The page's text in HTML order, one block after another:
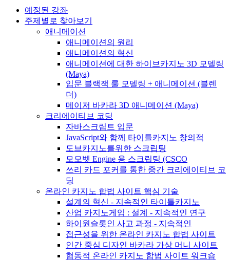
예정된 강좌
주제별로 찾아보기
애니메이션
애니메이션의 원리
애니메이션의 혁신
애니메이션에 대한 하이브카지노 3D 모델링
(Maya)
입문 블랙잭 룰 모델링 + 애니메이션 (블렌
더)
메이저 바카라 3D 애니메이션 (Maya)
크리에이티브 코딩
자바스크립트 입문
JavaScript와 함께 타이틀카지노 창의적
도브카지노를위한 스크립팅
모모벳 Engine 용 스크립팅 (CSCO
쓰리 카드 포커를 통한 중간 크리에이티브 코
딩
온라인 카지노 합법 사이트 핵심 기술
설계의 혁신 - 지속적인 타이틀카지노
산업 카지노게임 : 설계 - 지속적인 연구
하이원슬롯인 사고 과정 - 지속적인
접근성을 위한 온라인 카지노 합법 사이트
인간 중심 디자인 바카라 가상 머니 사이트
협동적 온라인 카지노 합법 사이트 워크숍